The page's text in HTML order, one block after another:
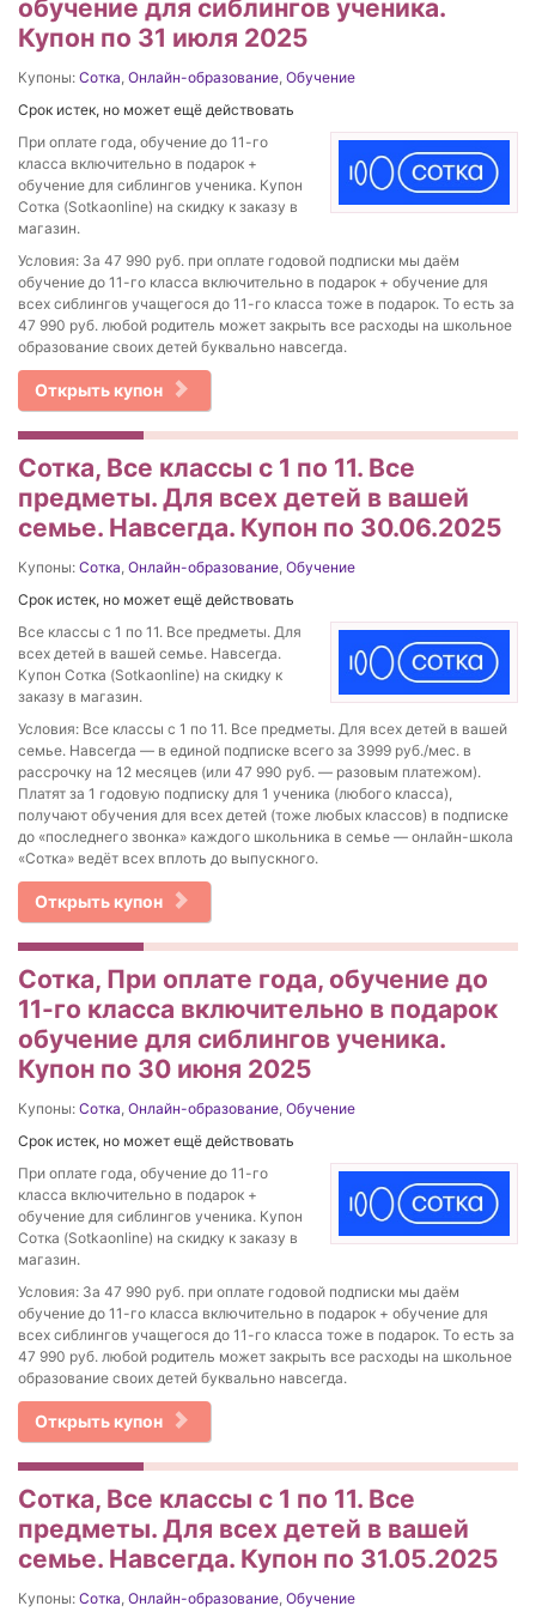
обучение для сиблингов ученика.
Купон по 31 июля 2025
Купоны: Сотка Онлайн-образование Обучение
Срок истек, но может ещё действовать
При оплате года, обучение до 11-го
класса включительно в подарок +
обучение для сиблингов ученика. Купон
Сотка (Sotkaonline) на скидку к заказу в
магазин.
Условия: За 47 990 руб. при оплате годовой подписки мы даём
обучение до 11-го класса включительно в подарок + обучение для
всех сиблингов учащегося до 11-го класса тоже в подарок. То есть за
47 990 руб. любой родитель может закрыть все расходы на школьное
образование своих детей буквально навсегда.
Открыть купон
Сотка, Все классы с 1 по 11. Все
предметы. Для всех детей в вашей
семье. Навсегда. Купон по 30.06.2025
Купоны: Сотка Онлайн-образование Обучение
Срок истек, но может ещё действовать
Все классы с 1 по 11. Все предметы. Для
всех детей в вашей семье. Навсегда.
Купон Сотка (Sotkaonline) на скидку к
заказу в магазин.
Условия: Все классы с 1 по 11. Все предметы. Для всех детей в вашей
семье. Навсегда — в единой подписке всего за 3999 руб./мес. в
рассрочку на 12 месяцев (или 47 990 руб. — разовым платежом).
Платят за 1 годовую подписку для 1 ученика (любого класса),
получают обучения для всех детей (тоже любых классов) в подписке
до «последнего звонка» каждого школьника в семье — онлайн-школа
«Сотка» ведёт всех вплоть до выпускного.
Открыть купон
Сотка, При оплате года, обучение до
11-го класса включительно в подарок
обучение для сиблингов ученика.
Купон по 30 июня 2025
Купоны: Сотка Онлайн-образование Обучение
Срок истек, но может ещё действовать
При оплате года, обучение до 11-го
класса включительно в подарок +
обучение для сиблингов ученика. Купон
Сотка (Sotkaonline) на скидку к заказу в
магазин.
Условия: За 47 990 руб. при оплате годовой подписки мы даём
обучение до 11-го класса включительно в подарок + обучение для
всех сиблингов учащегося до 11-го класса тоже в подарок. То есть за
47 990 руб. любой родитель может закрыть все расходы на школьное
образование своих детей буквально навсегда.
Открыть купон
Сотка, Все классы с 1 по 11. Все
предметы. Для всех детей в вашей
семье. Навсегда. Купон по 31.05.2025
Купоны: Сотка Онлайн-образование Обучение